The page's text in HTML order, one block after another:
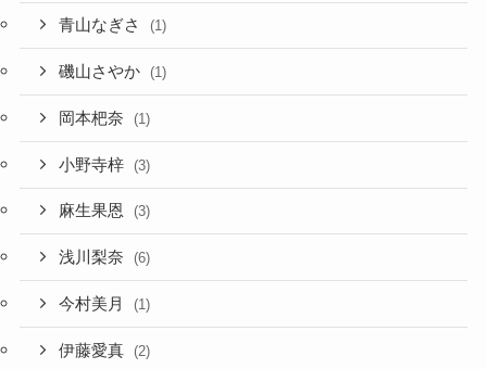
青山なぎさ (1)
磯山さやか (1)
岡本杷奈 (1)
小野寺梓 (3)
麻生果恩 (3)
浅川梨奈 (6)
今村美月 (1)
伊藤愛真 (2)